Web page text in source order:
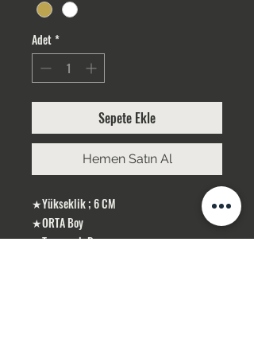
Adet*
Sepete Ekle
Hemen Satın Al
★Yükseklik ; 6 CM
★ORTA Boy
★Taş rengi; Beyaz